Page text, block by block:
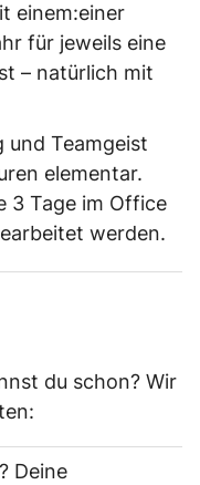
einem:einer
für jeweils eine
– natürlich mit
und Teamgeist
elementar.
3 Tage im Office
werden.
du schon? Wir
Deine